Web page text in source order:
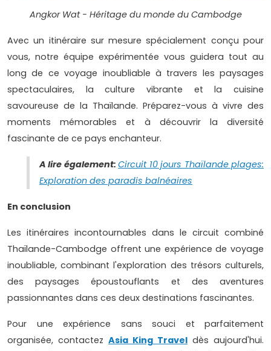
Angkor Wat - Héritage du monde du Cambodge
Avec un itinéraire sur mesure spécialement conçu pour
vous, notre équipe expérimentée vous guidera tout au
long de ce voyage inoubliable à travers les paysages
spectaculaires, la culture vibrante et la cuisine
savoureuse de la Thaïlande. Préparez-vous à vivre des
moments mémorables et à découvrir la diversité
fascinante de ce pays enchanteur.
A lire également:Circuit 10 jours Thaïlande plages:
Exploration des paradis balnéaires
En conclusion
Les itinéraires incontournables dans le circuit combiné
Thaïlande-Cambodge offrent une expérience de voyage
inoubliable, combinant l'exploration des trésors culturels,
des paysages époustouflants et des aventures
passionnantes dans ces deux destinations fascinantes.
Pour une expérience sans souci et parfaitement
organisée, contactez Asia King Travel dès aujourd'hui.